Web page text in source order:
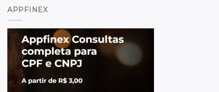
APPFINEX